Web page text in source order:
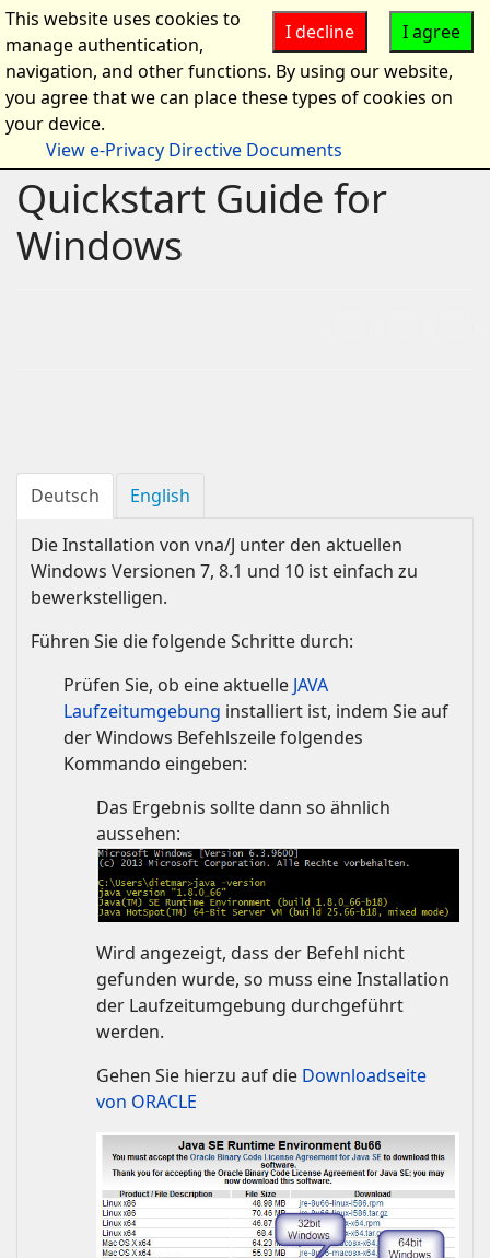
Quickstart Guide for
Windows
Deutsch English
Die Installation von vna/J unter den aktuellen
Windows Versionen 7, 8.1 und 10 ist einfach zu
bewerkstelligen.
Führen Sie die folgende Schritte durch:
Prüfen Sie, ob eine aktuelle JAVA
Laufzeitumgebung installiert ist, indem Sie auf
der Windows Befehlszeile folgendes
Kommando eingeben:
Das Ergebnis sollte dann so ähnlich
aussehen:
Wird angezeigt, dass der Befehl nicht
gefunden wurde, so muss eine Installation
der Laufzeitumgebung durchgeführt
werden.
Gehen Sie hierzu auf die Downloadseite
von ORACLE
I agree
I decline
This website uses cookies to
manage authentication,
navigation, and other functions. By using our website,
you agree that we can place these types of cookies on
your device.
View e-Privacy Directive Documents